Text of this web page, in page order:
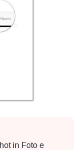
in Foto e